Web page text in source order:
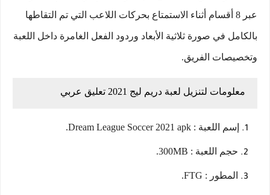
عبر 8 أقسام أثناء الاستمتاع بحركات اللاعب التي تم التقاطها
بالكامل في صورة ثلاثية الأبعاد وردود الفعل الغامرة داخل اللعبة
وتخصيصات الفريق.
معلومات لتنزيل لعبة دريم ليج 2021 تعليق عربي
إسم اللعبة : Dream League Soccer 2021 apk.
حجم اللعبة : 300MB.
المطور : FTG.